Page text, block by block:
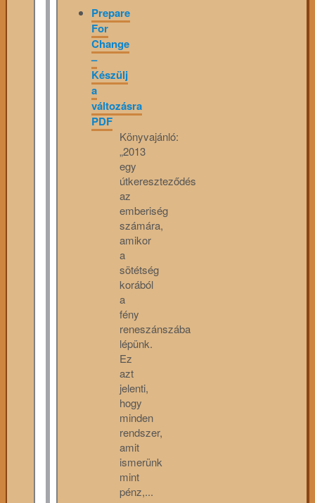
Prepare
For
Change
–
Készülj
a
változásra
PDF
Könyvajánló:
„2013
egy
útkereszteződés
az
emberiség
számára,
amikor
a
sötétség
korából
a
fény
reneszánszába
lépünk.
Ez
azt
jelenti,
hogy
minden
rendszer,
amit
ismerünk
mint
pénz,...